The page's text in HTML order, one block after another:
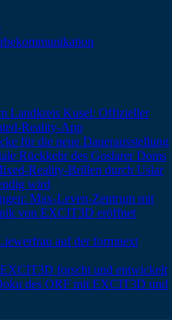
Landkreis Kusel: Offizieller
Reality-App
für die neue Dauerausstellung
Rückkehr des Goslarer Doms
Reality-Brillen durch Uslar
wird
Max-Leven-Zentrum mit
von EXCIT3D eröffnet
auf der formnext
forscht und entwickelt
des ORF mit EXCIT3D und